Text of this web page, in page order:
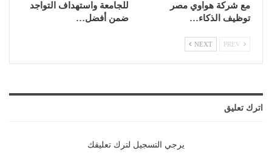
مع شركة هواوي مصر
توظيف الذكاء…
للجامعة واستهداف التواجد
ضمن أفضل…
NEXT
اترك تعليق
يرجي التسجيل لترك تعليقك